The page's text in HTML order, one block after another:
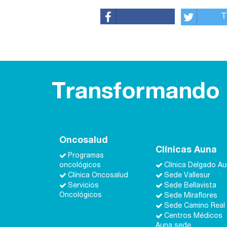
Oncosalud
Programas
oncológicos
Clínica Oncosalud
Servicios
Oncológicos
Clínicas Auna
Clínica Delgado
Sede Vallesur
Sede Bellavista
Sede Miraflores
Sede Camino Real
Centros Médicos